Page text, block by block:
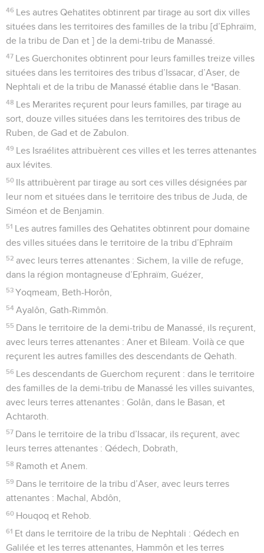
46 Les autres Qehatites obtinrent par tirage au sort dix villes
situées dans les territoires des familles de la tribu [d’Ephraïm,
de la tribu de Dan et ] de la demi-tribu de Manassé.
47 Les Guerchonites obtinrent pour leurs familles treize villes
situées dans les territoires des tribus d’Issacar, d’Aser, de
Nephtali et de la tribu de Manassé établie dans le *Basan.
48 Les Merarites reçurent pour leurs familles, par tirage au
sort, douze villes situées dans les territoires des tribus de
Ruben, de Gad et de Zabulon.
49 Les Israélites attribuèrent ces villes et les terres attenantes
aux lévites.
50 Ils attribuèrent par tirage au sort ces villes désignées par
leur nom et situées dans le territoire des tribus de Juda, de
Siméon et de Benjamin.
51 Les autres familles des Qehatites obtinrent pour domaine
des villes situées dans le territoire de la tribu d’Ephraïm
52 avec leurs terres attenantes : Sichem, la ville de refuge,
dans la région montagneuse d’Ephraïm, Guézer,
53 Yoqmeam, Beth-Horôn,
54 Ayalôn, Gath-Rimmôn.
55 Dans le territoire de la demi-tribu de Manassé, ils reçurent,
avec leurs terres attenantes : Aner et Bileam. Voilà ce que
reçurent les autres familles des descendants de Qehath.
56 Les descendants de Guerchom reçurent : dans le territoire
des familles de la demi-tribu de Manassé les villes suivantes,
avec leurs terres attenantes : Golân, dans le Basan, et
Achtaroth.
57 Dans le territoire de la tribu d’Issacar, ils reçurent, avec
leurs terres attenantes : Qédech, Dobrath,
58 Ramoth et Anem.
59 Dans le territoire de la tribu d’Aser, avec leurs terres
attenantes : Machal, Abdôn,
60 Houqoq et Rehob.
61 Et dans le territoire de la tribu de Nephtali : Qédech en
Galilée et les terres attenantes, Hammôn et les terres